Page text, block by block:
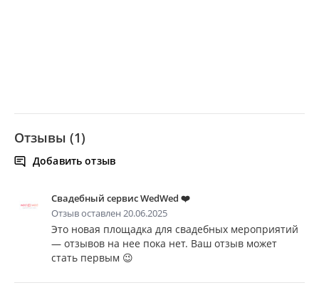
Отзывы (1)
Добавить отзыв
Свадебный сервис WedWed ❤️
Отзыв оставлен 20.06.2025
Это новая площадка для свадебных мероприятий
— отзывов на нее пока нет. Ваш отзыв может
стать первым 😉